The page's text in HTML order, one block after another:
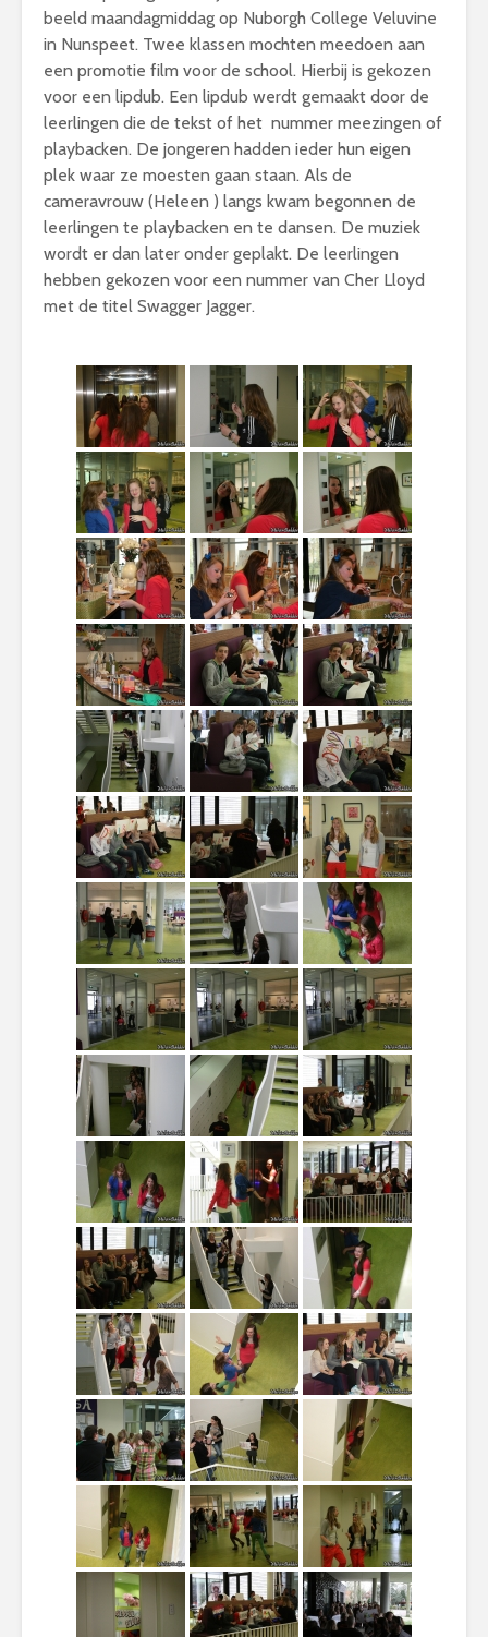
beeld maandagmiddag op Nuborgh College Veluvine
in Nunspeet. Twee klassen mochten meedoen aan
een promotie film voor de school. Hierbij is gekozen
voor een lipdub. Een lipdub werdt gemaakt door de
leerlingen die de tekst of het nummer meezingen of
playbacken. De jongeren hadden ieder hun eigen
plek waar ze moesten gaan staan. Als de
cameravrouw (Heleen ) langs kwam begonnen de
leerlingen te playbacken en te dansen. De muziek
wordt er dan later onder geplakt. De leerlingen
hebben gekozen voor een nummer van Cher Lloyd
met de titel Swagger Jagger.